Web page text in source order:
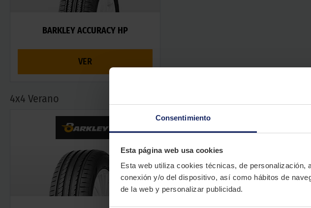
Consentimiento
Esta página web usa cookies
Esta web utiliza cookies técnicas, de
conexión y/o del dispositivo, así como hábitos de
de la web y personalizar publicidad.
BARKLEY ACCURACY HP
VER
4x4 Verano